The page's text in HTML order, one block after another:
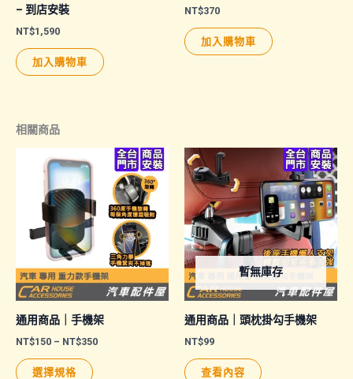
– 到店安裝
NT$1,590
加入購物車
NT$370
加入購物車
相關商品
通用商品｜手機架
NT$150 – NT$350價
選擇規格
暫無庫存
通用商品｜頭枕掛勾手機架
NT$99
查看內容